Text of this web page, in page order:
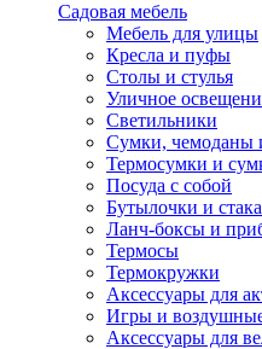
Садовая мебель
Мебель для улицы
Кресла и пуфы
Столы и стулья
Уличное
Светильники
Сумки, чемоданы
Термосумки и
Посуда с собой
Бутылочки и
Ланч-боксы и
Термосы
Термокружки
Аксессуары для
Игры и
Аксессуары для